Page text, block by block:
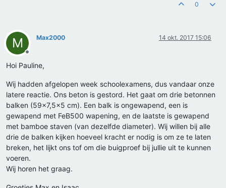
0
M
Offline
Max2000 14 okt. 2017 15:06
Hoi Pauline,
Wij hadden afgelopen week schoolexamens, dus vandaar onze
latere reactie. Ons beton is gestord. Het gaat om drie betonnen
balken (59x7,5x5 cm). Een balk is ongewapend, een is
gewapend met FeB500 wapening, en de laatste is gewapend
met bamboe staven (van dezelfde diameter). Wij willen bij alle
drie de balken kijken hoeveel kracht er nodig is om ze te laten
breken, het lijkt ons tof om die buigproef bij jullie uit te kunnen
voeren.
Wij horen het graag.